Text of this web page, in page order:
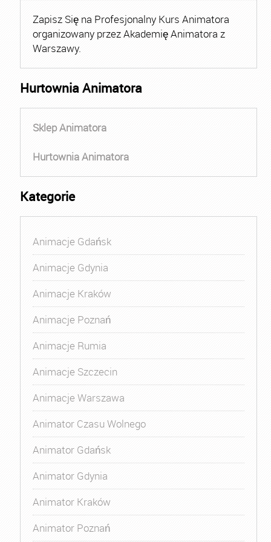
Zapisz Się na Profesjonalny Kurs Animatora
organizowany przez Akademię Animatora z
Warszawy.
Hurtownia Animatora
Sklep Animatora
Hurtownia Animatora
Kategorie
Animacje Gdańsk
Animacje Gdynia
Animacje Kraków
Animacje Poznań
Animacje Rumia
Animacje Szczecin
Animacje Warszawa
Animator Czasu Wolnego
Animator Gdańsk
Animator Gdynia
Animator Kraków
Animator Poznań